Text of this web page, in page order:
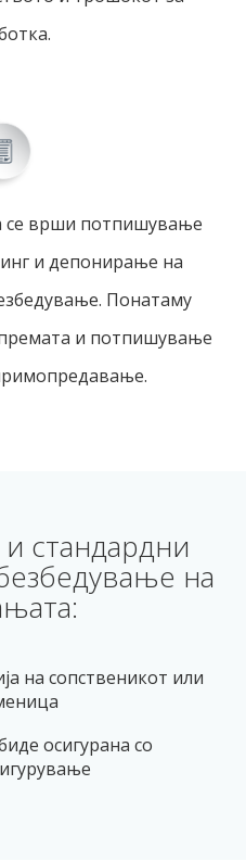
се врши потпишување
и депонирање на
Понатаму
и потпишување
стандардни
на
на сопственикот или
осигурана со